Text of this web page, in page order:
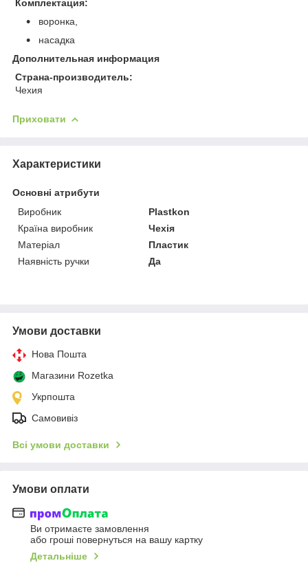
Комплектация:
воронка,
насадка
Дополнительная информация
Страна-производитель:
Чехия
Приховати
Характеристики
Основні атрибути
Виробник
Plastkon
Країна виробник
Чехія
Матеріал
Пластик
Наявність ручки
Да
Умови доставки
Нова Пошта
Магазини Rozetka
Укрпошта
Самовивіз
Всі умови доставки
Умови оплати
Ви отримаєте замовлення
або гроші повернуться на вашу картку
Детальніше